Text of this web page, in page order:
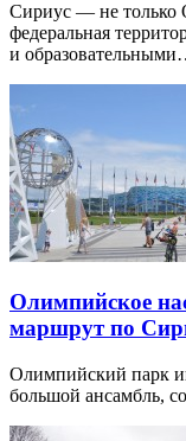
Сириус — не только
федеральная
и
Олимпийское
маршрут по
Олимпийский парк
большой ансамбль,